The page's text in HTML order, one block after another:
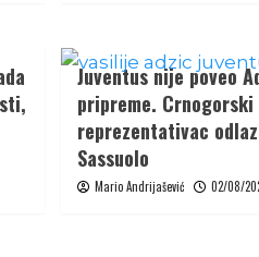
Juventus nije poveo
pripreme. Crnogorski
reprezentativac
Sassuolo
Mario Andrijašević 02/08/